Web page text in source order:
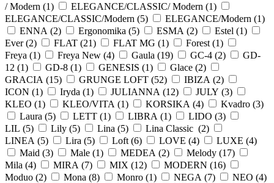
/ Modern (1) ELEGANCE/CLASSIC/ Modern (1)
ELEGANCE/CLASSIC/Modern (5) ELEGANCE/Modern (1)
ENNA (2) Ergonomika (5) ESMA (2) Estel (1)
Ever (2) FLAT (21) FLAT MG (1) Forest (1)
Freya (1) Freya New (4) Gaula (19) GC-4 (2)
GD-
12 (1) GD-8 (1) GENESIS (1) Glace (2)
GRACIA (15) GRUNGE LOFT (52) IBIZA (2)
ICON (1) Iryda (1) JULIANNA (12) JULY (3)
KLEO (1) KLEO/VITA (1) KORSIKA (4) Kvadro (3)
Laura (5) LETT (1) LIBRA (1) LIDO (3)
LIL (5) Lily (5) Lina (5) Lina Classic (2)
LINEA (5) Lira (5) Loft (6) LOVE (4) LUXE (4)
Maid (3) Male (1) MEDEA (2) Melody (17)
Mila (4) MIRA (7) MIX (12) MODERN (16)
Moduo (2) Mona (8) Monro (1) NEGA (7) NEO (4)